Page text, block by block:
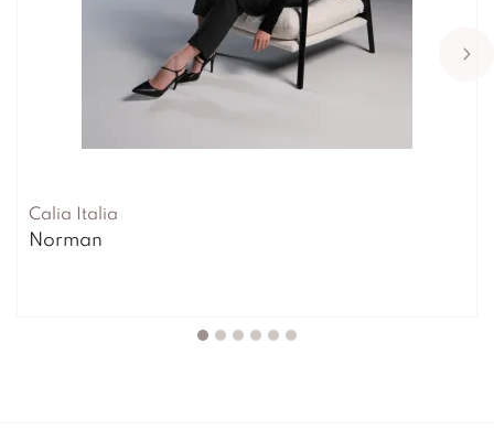
Calia Italia
Norman